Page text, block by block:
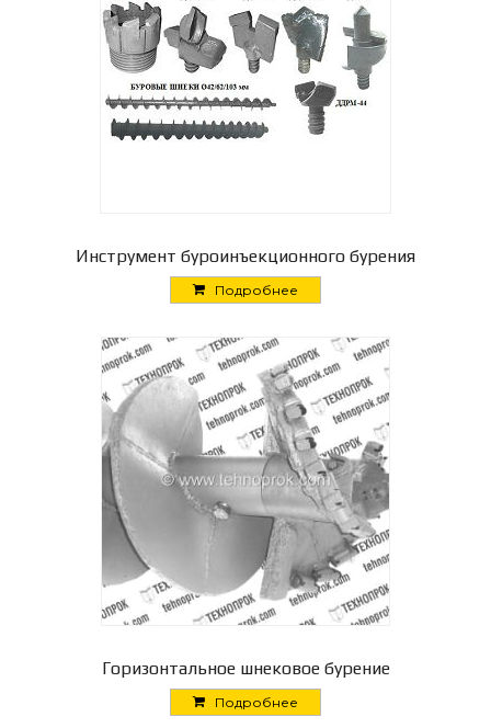
Инструмент буроинъекционного бурения
Подробнее
Горизонтальное шнековое бурение
Подробнее